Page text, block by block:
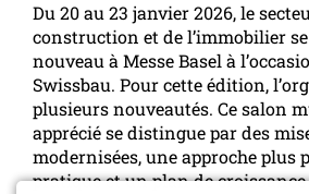
Du 20 au 23 janvier 2026, le
construction et de l’immobilier
nouveau à Messe Basel à
Swissbau. Pour cette édition,
plusieurs nouveautés. Ce salon
apprécié se distingue par des
modernisées, une approche plus
pratique et un plan de